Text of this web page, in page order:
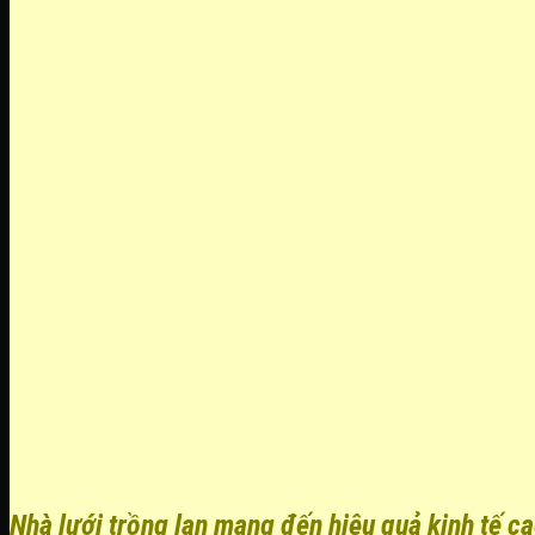
Nhà lưới trồng lan mang đến hiệu quả kinh tế